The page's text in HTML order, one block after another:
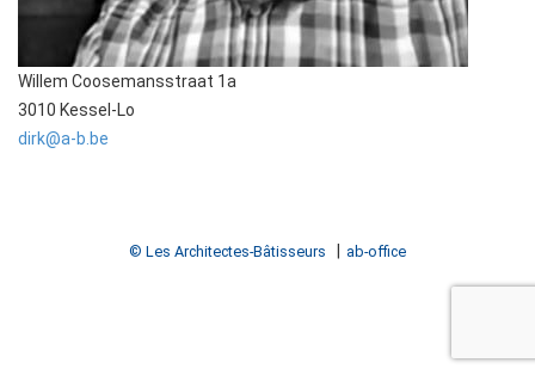
Willem Coosemansstraat 1a
3010 Kessel-Lo
dirk@a-b.be
© Les Architectes-Bâtisseurs ab-office